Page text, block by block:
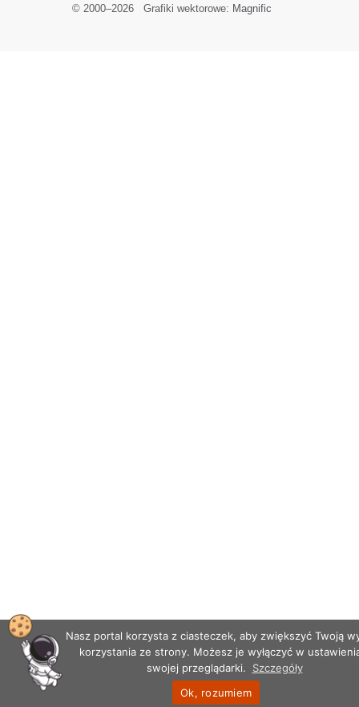
© 2000–2026Grafiki wektorowe: Magnific
Nasz portal korzysta z ciasteczek, aby zwiększyć Twoją
korzystania ze strony. Możesz je wyłączyć w
swojej przeglądarki.
Szczegóły
Ok, rozumiem